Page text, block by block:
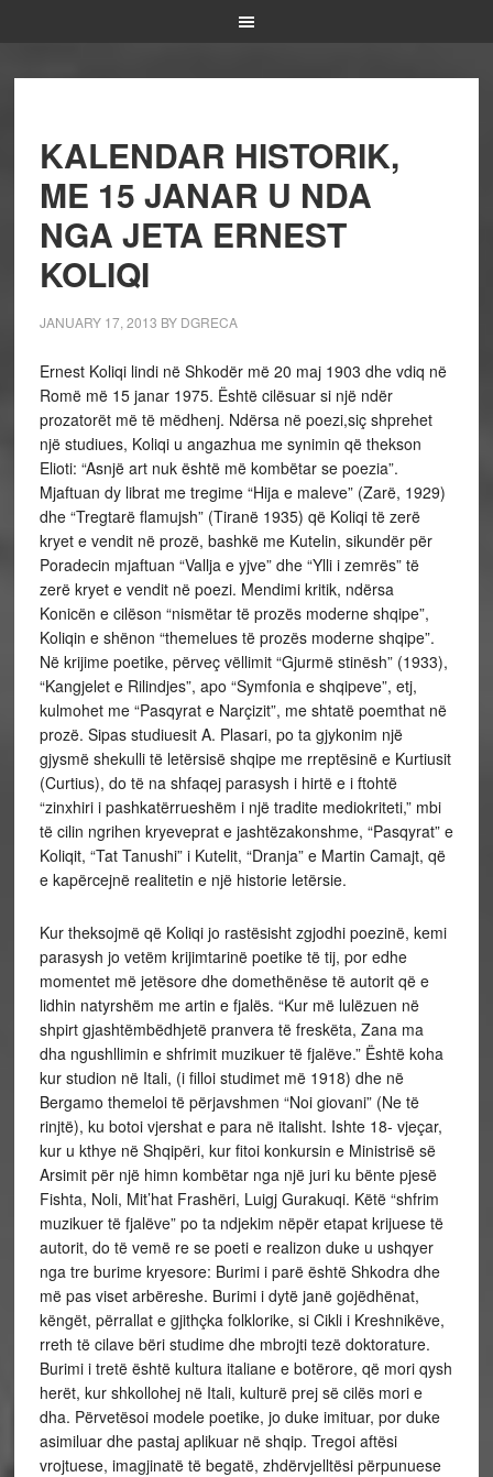
KALENDAR HISTORIK,
ME 15 JANAR U NDA
NGA JETA ERNEST
KOLIQI
JANUARY 17, 2013 BY DGRECA
Ernest Koliqi lindi në Shkodër më 20 maj 1903 dhe vdiq në
Romë më 15 janar 1975. Është cilësuar si një ndër
prozatorët më të mëdhenj. Ndërsa në poezi,siç shprehet
një studiues, Koliqi u angazhua me synimin që thekson
Elioti: “Asnjë art nuk është më kombëtar se poezia”.
Mjaftuan dy librat me tregime “Hija e maleve” (Zarë, 1929)
dhe “Tregtarë flamujsh” (Tiranë 1935) që Koliqi të zerë
kryet e vendit në prozë, bashkë me Kutelin, sikundër për
Poradecin mjaftuan “Vallja e yjve” dhe “Ylli i zemrës” të
zerë kryet e vendit në poezi. Mendimi kritik, ndërsa
Konicën e cilëson “nismëtar të prozës moderne shqipe”,
Koliqin e shënon “themelues të prozës moderne shqipe”.
Në krijime poetike, përveç vëllimit “Gjurmë stinësh” (1933),
“Kangjelet e Rilindjes”, apo “Symfonia e shqipeve”, etj,
kulmohet me “Pasqyrat e Narçizit”, me shtatë poemthat në
prozë. Sipas studiuesit A. Plasari, po ta gjykonim një
gjysmë shekulli të letërsisë shqipe me rreptësinë e Kurtiusit
(Curtius), do të na shfaqej parasysh i hirtë e i ftohtë
“zinxhiri i pashkatërrueshëm i një tradite mediokriteti,” mbi
të cilin ngrihen kryeveprat e jashtëzakonshme, “Pasqyrat” e
Koliqit, “Tat Tanushi” i Kutelit, “Dranja” e Martin Camajt, që
e kapërcejnë realitetin e një historie letërsie.
Kur theksojmë që Koliqi jo rastësisht zgjodhi poezinë, kemi
parasysh jo vetëm krijimtarinë poetike të tij, por edhe
momentet më jetësore dhe domethënëse të autorit që e
lidhin natyrshëm me artin e fjalës. “Kur më lulëzuen në
shpirt gjashtëmbëdhjetë pranvera të freskëta, Zana ma
dha ngushllimin e shfrimit muzikuer të fjalëve.” Është koha
kur studion në Itali, (i filloi studimet më 1918) dhe në
Bergamo themeloi të përjavshmen “Noi giovani” (Ne të
rinjtë), ku botoi vjershat e para në italisht. Ishte 18- vjeçar,
kur u kthye në Shqipëri, kur fitoi konkursin e Ministrisë së
Arsimit për një himn kombëtar nga një juri ku bënte pjesë
Fishta, Noli, Mit’hat Frashëri, Luigj Gurakuqi. Këtë “shfrim
muzikuer të fjalëve” po ta ndjekim nëpër etapat krijuese të
autorit, do të vemë re se poeti e realizon duke u ushqyer
nga tre burime kryesore: Burimi i parë është Shkodra dhe
më pas viset arbëreshe. Burimi i dytë janë gojëdhënat,
këngët, përrallat e gjithçka folklorike, si Cikli i Kreshnikëve,
rreth të cilave bëri studime dhe mbrojti tezë doktorature.
Burimi i tretë është kultura italiane e botërore, që mori qysh
herët, kur shkollohej në Itali, kulturë prej së cilës mori e
dha. Përvetësoi modele poetike, jo duke imituar, por duke
asimiluar dhe pastaj aplikuar në shqip. Tregoi aftësi
vrojtuese, imagjinatë të begatë, zhdërvjelltësi përpunuese